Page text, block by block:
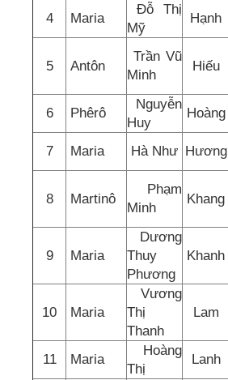
4 Maria
Đỗ Thị
Mỹ
Hạnh
5 Antôn
Trần Vũ
Minh
Hiếu
6 Phêrô
Nguyễn
Huy
Hoàng
7
Maria Hà Như Hương
8 Martinô
Phạm
Minh
Khang
9 Maria
Dương
Thuy
Phương
Khanh
10 Maria
Vương
Thị
Thanh
Lam
11 Maria
Hoàng
Thị
Lanh